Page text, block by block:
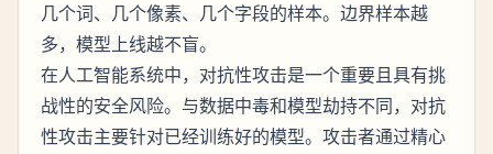
几个词、几个像素、几个字段的样本。边界样本越
多，模型上线越不盲。
在人工智能系统中，对抗性攻击是一个重要且具有挑
战性的安全风险。与数据中毒和模型劫持不同，对抗
性攻击主要针对已经训练好的模型。攻击者通过精心